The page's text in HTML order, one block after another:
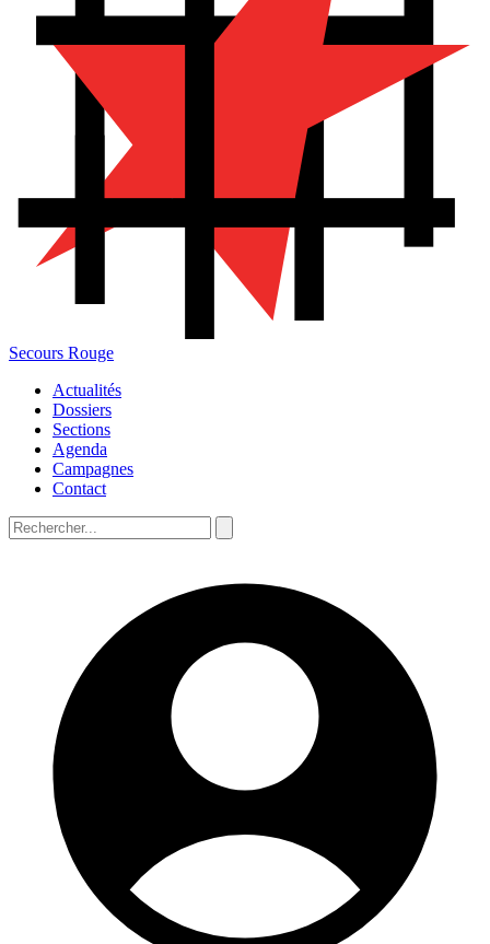
Secours Rouge
Actualités
Dossiers
Sections
Agenda
Campagnes
Contact